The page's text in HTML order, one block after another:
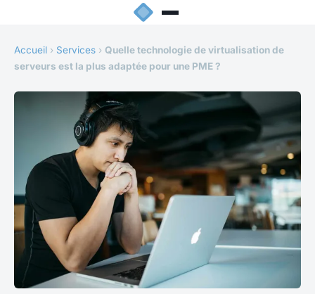
Accueil › Services › Quelle technologie de virtualisation de
serveurs est la plus adaptée pour une PME ?